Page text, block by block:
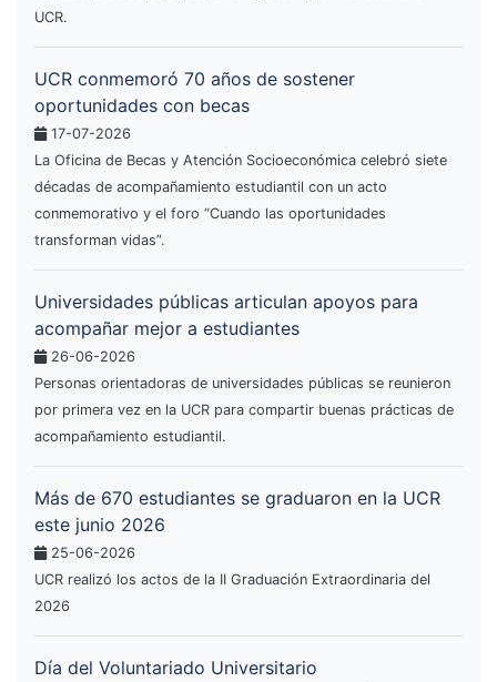
UCR.
UCR conmemoró 70 años de sostener
oportunidades con becas
17-07-2026
La Oficina de Becas y Atención Socioeconómica celebró siete
décadas de acompañamiento estudiantil con un acto
conmemorativo y el foro “Cuando las oportunidades
transforman vidas”.
Universidades públicas articulan apoyos para
acompañar mejor a estudiantes
26-06-2026
Personas orientadoras de universidades públicas se reunieron
por primera vez en la UCR para compartir buenas prácticas de
acompañamiento estudiantil.
Más de 670 estudiantes se graduaron en la UCR
este junio 2026
25-06-2026
UCR realizó los actos de la II Graduación Extraordinaria del
2026
Día del Voluntariado Universitario